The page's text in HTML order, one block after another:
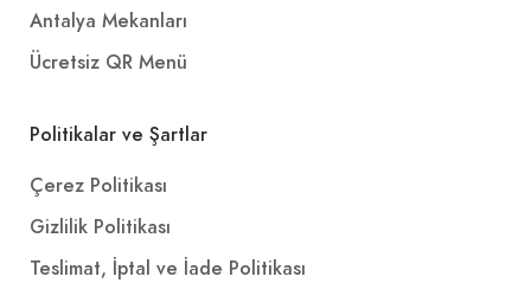
Antalya Mekanları
Ücretsiz QR Menü
Politikalar ve Şartlar
Çerez Politikası
Gizlilik Politikası
Teslimat, İptal ve İade Politikası